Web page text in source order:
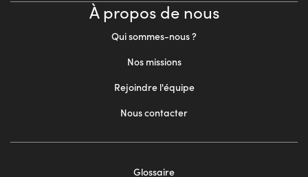
À propos de nous
Qui sommes-nous ?
Nos missions
Rejoindre l'équipe
Nous contacter
Glossaire